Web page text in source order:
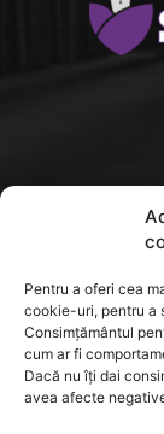
Pentru a oferi cea
cookie-uri, pentru a
Consimțământul
cum ar fi
Dacă nu îți dai
avea afecte
locale, un
ajunge rapid la
Contact us: